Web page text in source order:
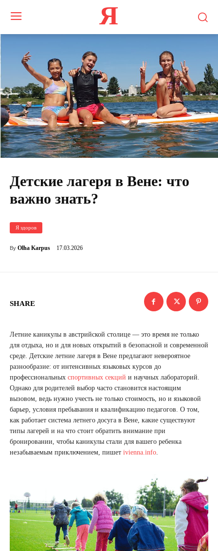
Я
Детские лагеря в Вене: что
важно знать?
Я здоров
By Olha Karpus 17.03.2026
SHARE
Летние каникулы в австрийской столице — это время не только
для отдыха, но и для новых открытий в безопасной и современной
среде. Детские летние лагеря в Вене предлагают невероятное
разнообразие: от интенсивных языковых курсов до
профессиональных спортивных секций и научных лабораторий.
Однако для родителей выбор часто становится настоящим
вызовом, ведь нужно учесть не только стоимость, но и языковой
барьер, условия пребывания и квалификацию педагогов. О том,
как работает система летнего досуга в Вене, какие существуют
типы лагерей и на что стоит обратить внимание при
бронировании, чтобы каникулы стали для вашего ребенка
незабываемым приключением, пишет ivienna.info.